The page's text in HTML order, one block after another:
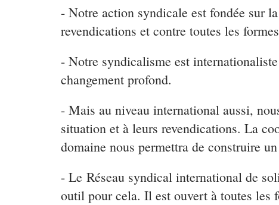
- Notre action syndicale est fondée sur
revendications et contre toutes les
- Notre syndicalisme est
changement profond.
- Mais au niveau international aussi,
situation et à leurs revendications. La
domaine nous permettra de construire
- Le Réseau syndical international de
outil pour cela. Il est ouvert à toutes les